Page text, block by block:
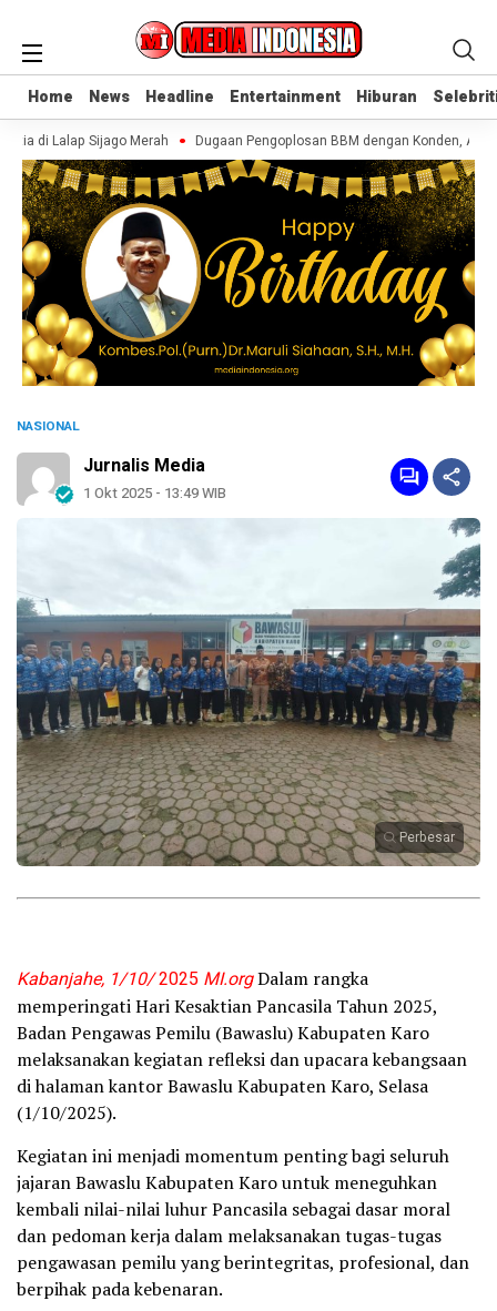
Home News Headline Entertainment Hiburan
Home News Headline Entertainment Hiburan
di Lalap Sijago Merah Dugaan Pengoplosan BBM dengan Konden, AR
NASIONAL
Jurnalis Media
1 Okt 2025 - 13:49 WIB
Perbesar
Kabanjahe, 1/10/2025 MI.orgDalam rangka
memperingati Hari Kesaktian Pancasila Tahun 2025,
Badan Pengawas Pemilu (Bawaslu) Kabupaten Karo
melaksanakan kegiatan refleksi dan upacara kebangsaan
di halaman kantor Bawaslu Kabupaten Karo, Selasa
(1/10/2025).
Kegiatan ini menjadi momentum penting bagi seluruh
jajaran Bawaslu Kabupaten Karo untuk meneguhkan
kembali nilai-nilai luhur Pancasila sebagai dasar moral
dan pedoman kerja dalam melaksanakan tugas-tugas
pengawasan pemilu yang berintegritas, profesional, dan
berpihak pada kebenaran.